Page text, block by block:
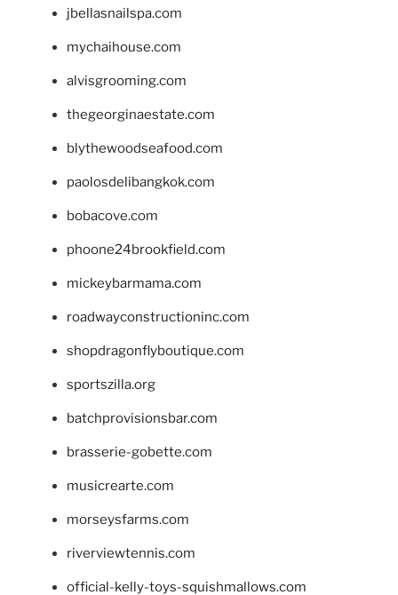
jbellasnailspa.com
mychaihouse.com
alvisgrooming.com
thegeorginaestate.com
blythewoodseafood.com
paolosdelibangkok.com
bobacove.com
phoone24brookfield.com
mickeybarmama.com
roadwayconstructioninc.com
shopdragonflyboutique.com
sportszilla.org
batchprovisionsbar.com
brasserie-gobette.com
musicrearte.com
morseysfarms.com
riverviewtennis.com
official-kelly-toys-squishmallows.com